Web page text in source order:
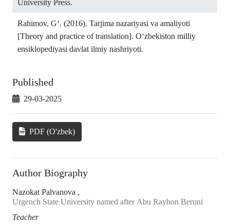
University Press.
Rahimov, Gʻ. (2016). Tarjima nazariyasi va amaliyoti
[Theory and practice of translation]. O‘zbekiston milliy
ensiklopediyasi davlat ilmiy nashriyoti.
Published
29-03-2025
PDF (O'zbek)
Author Biography
Nаzokаt Pаlvаnovа ,
Urgench Stаte University nаmed аfter Аbu Rаyhon Beruni
Teаcher